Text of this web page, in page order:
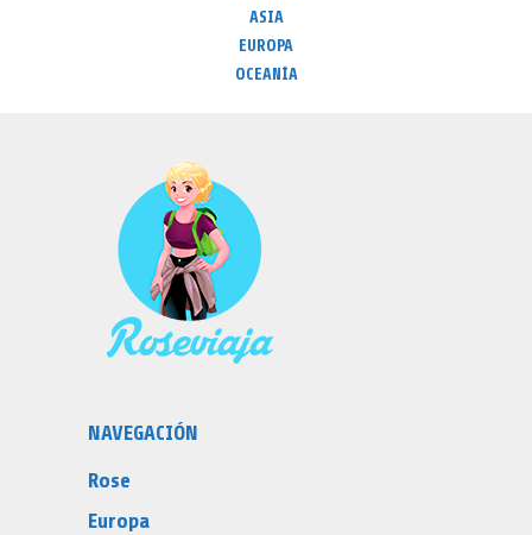
ASIA
EUROPA
OCEANÍA
NAVEGACIÓN
Rose
Europa